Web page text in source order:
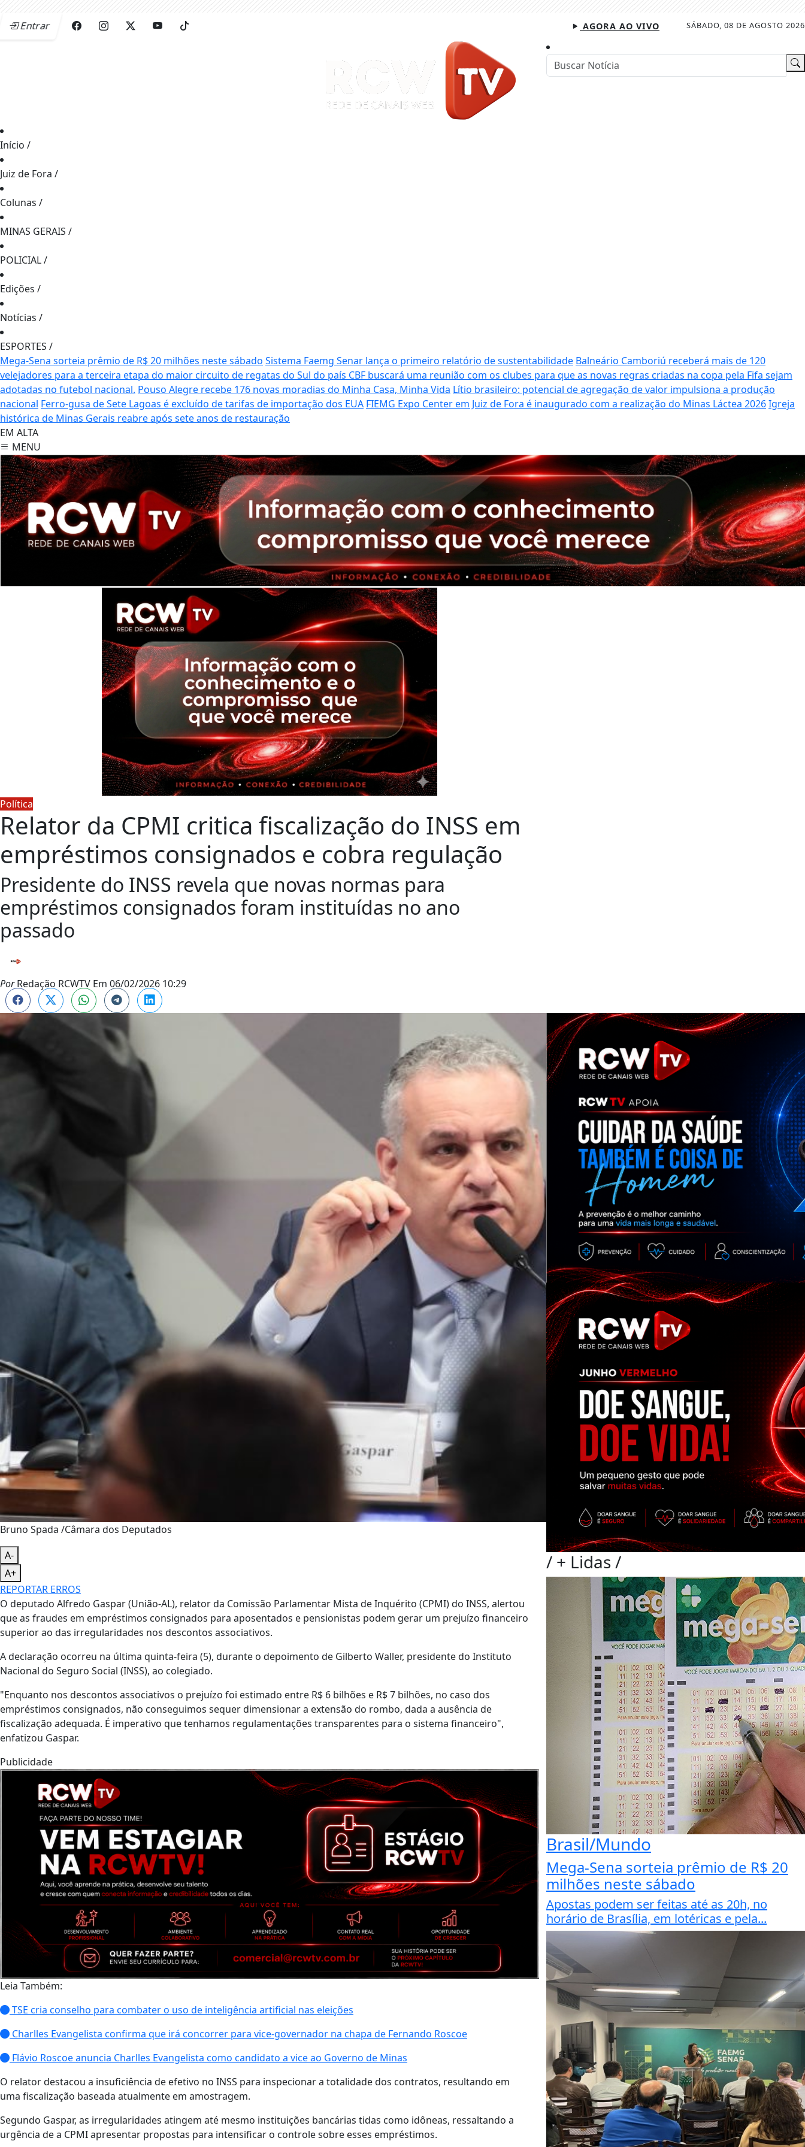
Entrar SÁBADO, 08 DE AGOSTO 2026
AGORA AO VIVO
Início /
Juiz de Fora /
Colunas /
MINAS GERAIS /
POLICIAL/
Edições /
Notícias /
ESPORTES /
Mega-Sena sorteia prêmio de R$ 20 milhões neste sábado Sistema Faemg Senar lança o primeiro relatório de sustentabilidade Balneário Camboriú receberá mais de 120
velejadores para a terceira etapa do maior circuito de regatas do Sul do país CBF buscará uma reunião com os clubes para que as novas regras criadas na copa pela Fifa sejam
adotadas no futebol nacional. Pouso Alegre recebe 176 novas moradias do Minha Casa, Minha Vida Lítio brasileiro: potencial de agregação de valor impulsiona a produção
nacional Ferro-gusa de Sete Lagoas é excluído de tarifas de importação dos EUA FIEMG Expo Center em Juiz de Fora é inaugurado com a realização do Minas Láctea 2026Igreja
histórica de Minas Gerais reabre após sete anos de restauração
EM ALTA
MENU
Política
Relator da CPMI critica fiscalização do INSS em
empréstimos consignados e cobra regulação
Presidente do INSS revela que novas normas para
empréstimos consignados foram instituídas no ano
passado
PorRedação RCWTV Em 06/02/2026 10:29
Bruno Spada /Câmara dos Deputados
A-
A+
REPORTAR ERROS
O deputado Alfredo Gaspar (União-AL), relator da Comissão Parlamentar Mista de Inquérito (CPMI) do INSS, alertou
que as fraudes em empréstimos consignados para aposentados e pensionistas podem gerar um prejuízo financeiro
superior ao das irregularidades nos descontos associativos.
A declaração ocorreu na última quinta-feira (5), durante o depoimento de Gilberto Waller, presidente do Instituto
Nacional do Seguro Social (INSS), ao colegiado.
"Enquanto nos descontos associativos o prejuízo foi estimado entre R$ 6 bilhões e R$ 7 bilhões, no caso dos
empréstimos consignados, não conseguimos sequer dimensionar a extensão do rombo, dada a ausência de
fiscalização adequada. É imperativo que tenhamos regulamentações transparentes para o sistema financeiro",
enfatizou Gaspar.
Publicidade
Leia Também:
TSE cria conselho para combater o uso de inteligência artificial nas eleições
Charlles Evangelista confirma que irá concorrer para vice-governador na chapa de Fernando Roscoe
Flávio Roscoe anuncia Charlles Evangelista como candidato a vice ao Governo de Minas
O relator destacou a insuficiência de efetivo no INSS para inspecionar a totalidade dos contratos, resultando em
uma fiscalização baseada atualmente em amostragem.
Segundo Gaspar, as irregularidades atingem até mesmo instituições bancárias tidas como idôneas, ressaltando a
urgência de a CPMI apresentar propostas para intensificar o controle sobre esses empréstimos.
/ + Lidas/
Brasil/Mundo
Mega-Sena sorteia prêmio de R$ 20
milhões neste sábado
Apostas podem ser feitas até as 20h, no
horário de Brasília, em lotéricas e pela...